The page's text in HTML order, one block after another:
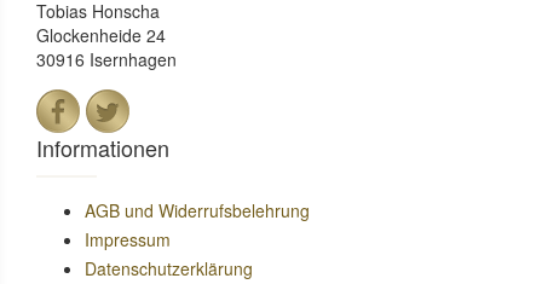
Tobias Honscha
Glockenheide 24
30916 Isernhagen
Informationen
AGB und Widerrufsbelehrung
Impressum
Datenschutzerklärung